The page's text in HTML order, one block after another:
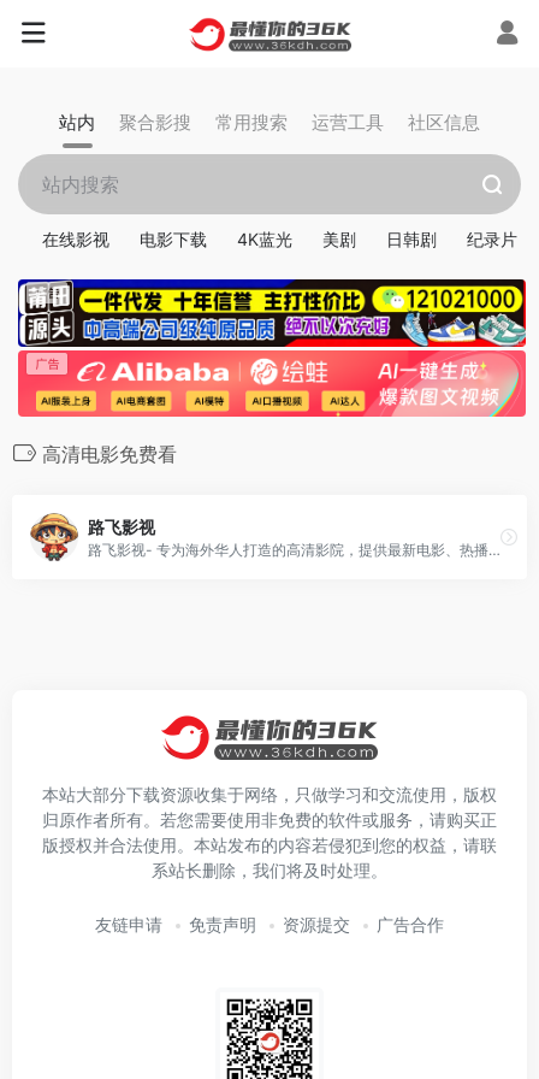
站内 聚合影搜 常用搜索 运营工具 社区信息
在线影视 电影下载 4K蓝光 美剧 日韩剧 纪录片
高清电影免费看
路飞影视
路飞影视- 专为海外华人打造的高清影院，提供最新电影、热播电视剧、综艺、动漫免费在线观看。网站资源丰富，涵盖动作片、科幻片、爱情片、纪录片等各类影视，实时更新，全网同步。无需注册，极速播放，无广告干扰，让您畅享高清观影体验。支持手机、平板、电脑在线观看，随时随地追剧无忧，尽享流畅播放与极致视觉盛宴！
本站大部分下载资源收集于网络，只做学习和交流使用，版权
归原作者所有。若您需要使用非免费的软件或服务，请购买正
版授权并合法使用。本站发布的内容若侵犯到您的权益，请联
系站长删除，我们将及时处理。
友链申请 免责声明 资源提交 广告合作